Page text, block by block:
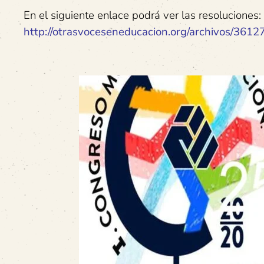
En el siguiente enlace podrá ver las resoluciones:
http://otrasvoceseneducacion.org/archivos/